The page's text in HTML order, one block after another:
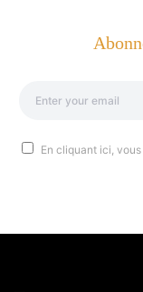
En cliquant ici,